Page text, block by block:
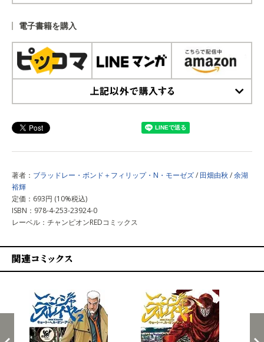
電子書籍を購入
著者： ブラッドレー・ボンド＋フィリップ・N・モーゼズ/ 田畑由秋/余湖
裕輝
定価：693円 (10%税込)
ISBN：978-4-253-23924-0
レーベル：チャンピオンREDコミックス